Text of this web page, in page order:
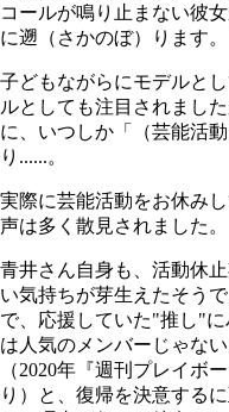
コールが鳴り止まない彼
に遡（さかのぼ）ります。
子どもながらにモデルと
ルとしても注目されまし
に、いつしか「（芸能活
り......。
実際に芸能活動をお休み
声は多く散見されました。
青井さん自身も、活動休
い気持ちが芽生えたそう
で、応援していた"推し"
は人気のメンバーじゃな
（2020年『週刊プレイボ
り）と、復帰を決意する